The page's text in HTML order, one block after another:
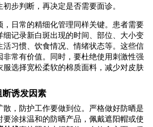
步判断，再决定是否需要面诊。
，日常的精细化管理同样关键。患者需要
细记录新白斑出现的时间、部位、大小变
活习惯、饮食情况、情绪状态等。这些信
非常有价值。同时，要杜绝使用刺激性强
服选择宽松柔软的棉质面料，减少对皮肤
诱发因素
散，防护工作要做到位。严格做好防晒是
要涂抹温和的防晒产品，佩戴遮阳帽或使